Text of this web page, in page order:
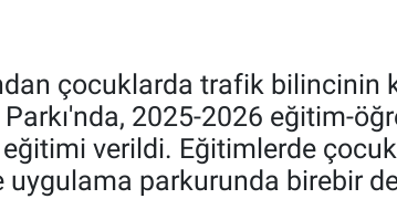
çocuklarda trafik bilincinin
2025-2026 eğitim-
verildi. Eğitimlerde
parkurunda birebir